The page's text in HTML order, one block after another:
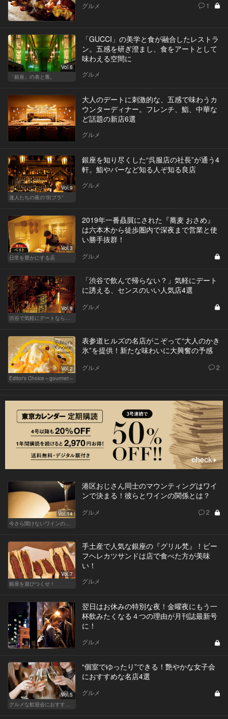
グルメ 1
Vol.6
「銀座」の表と裏。
「GUCCI」の美学と食が融合したレストラ
ン。五感を研ぎ澄まし、食をアートとして
味わえる空間に
グルメ
大人のデートに刺激的な、五感で味わうカ
ウンターディナー。フレンチ、鮨、中華な
ど話題の新店6選
グルメ
Vol.9
達人たちの夜の“街ブラ”
銀座を知り尽くした“呉服店の社長”が通う4
軒。鮨やバーなど知る人ぞ知る良店
グルメ
Vol.3
日常を豊かにする店
2019年一番贔屓にされた『蕎麦 おさめ』
は六本木から徒歩圏内で深夜まで営業と使
い勝手抜群！
グルメ
Vol.8
渋谷で気軽にデートならここ！ディナーにおすすめのセンスが良い人気店
「渋谷で飲んで帰らない？」気軽にデート
に誘える、センスのいい人気店4選
グルメ
Vol.2
Editor's Choice～gourmet～
表参道ヒルズの名店がこぞって“大人のかき
氷”を提供！新たな味わいに大興奮の予感
グルメ 2
Vol.14
港区おじさん同士のマウンティングはワイ
ンで決まる！彼らとワインの関係とは？
グルメ 2
Vol.7
銀座を遊びつくせ！
手土産で人気な銀座の『グリル梵』！ビー
フヘレカツサンドは店で食べた方が美味
い！
グルメ
翌日はお休みの特別な夜！金曜夜にもう一
杯飲みたくなる４つの理由が月刊誌最新号
に！
グルメ
Vol.5
“個室でゆったり”できる！艶やかな女子会
におすすめな名店4選
グルメ